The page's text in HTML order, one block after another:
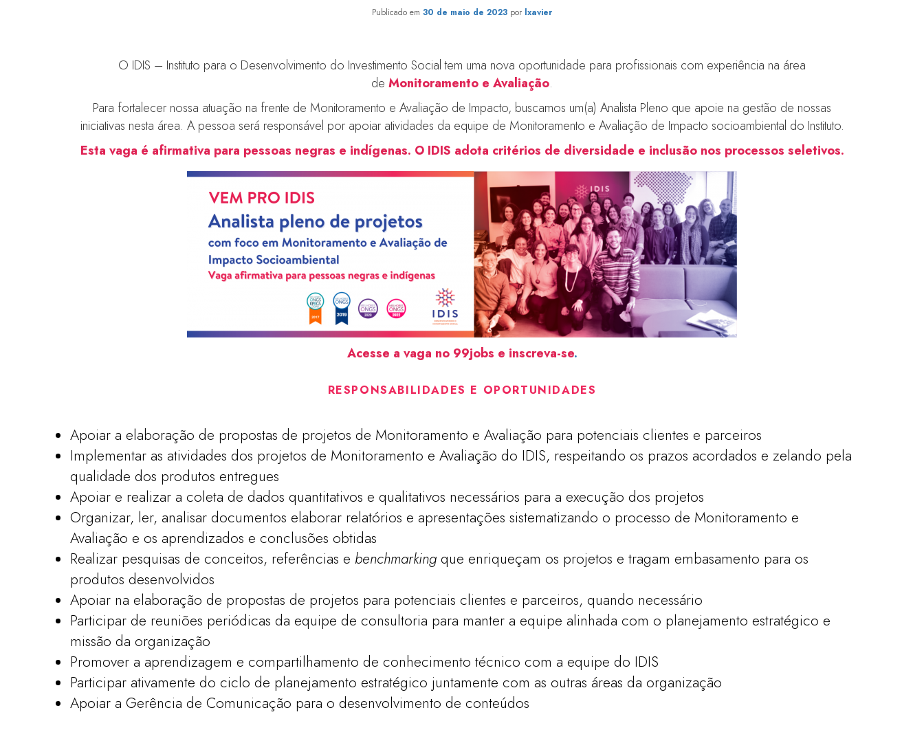
Publicado em 30 de maio de 2023 por lxavier
O IDIS – Instituto para o Desenvolvimento do Investimento Social tem uma nova oportunidade para profissionais com experiência na área
de Monitoramento e Avaliação.
Para fortalecer nossa atuação na frente de Monitoramento e Avaliação de Impacto, buscamos um(a) Analista Pleno que apoie na gestão de nossas
iniciativas nesta área. A pessoa será responsável por apoiar atividades da equipe de Monitoramento e Avaliação de Impacto socioambiental do Instituto.
Esta vaga é afirmativa para pessoas negras e indígenas. O IDIS adota critérios de diversidade e inclusão nos processos seletivos.
Acesse a vaga no 99jobs e inscreva-se.
RESPONSABILIDADES E OPORTUNIDADES
Apoiar a elaboração de propostas de projetos de Monitoramento e Avaliação para potenciais clientes e parceiros
Implementar as atividades dos projetos de Monitoramento e Avaliação do IDIS, respeitando os prazos acordados e zelando pela
qualidade dos produtos entregues
Apoiar e realizar a coleta de dados quantitativos e qualitativos necessários para a execução dos projetos
Organizar, ler, analisar documentos elaborar relatórios e apresentações sistematizando o processo de Monitoramento e
Avaliação e os aprendizados e conclusões obtidas
Realizar pesquisas de conceitos, referências e benchmarking que enriqueçam os projetos e tragam embasamento para os
produtos desenvolvidos
Apoiar na elaboração de propostas de projetos para potenciais clientes e parceiros, quando necessário
Participar de reuniões periódicas da equipe de consultoria para manter a equipe alinhada com o planejamento estratégico e
missão da organização
Promover a aprendizagem e compartilhamento de conhecimento técnico com a equipe do IDIS
Participar ativamente do ciclo de planejamento estratégico juntamente com as outras áreas da organização
Apoiar a Gerência de Comunicação para o desenvolvimento de conteúdos